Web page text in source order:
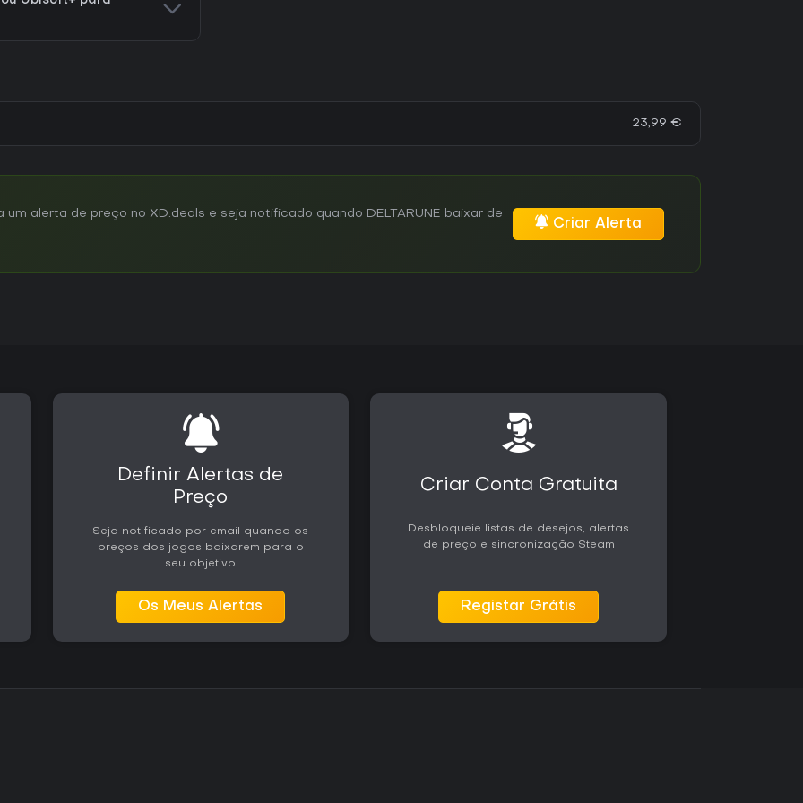
23,99 €
alerta de preço no XD.deals e seja notificado quando DELTARUNE baixar de
Criar Alerta
Definir Alertas de
Preço
Seja notificado por email quando os
preços dos jogos baixarem para o
seu objetivo
Os Meus Alertas
Criar Conta Gratuita
Desbloqueie listas de desejos, alertas
de preço e sincronização Steam
Registar Grátis